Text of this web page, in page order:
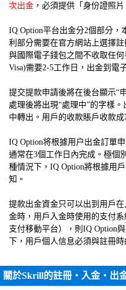
次出金 ，必須提供「身份證照片
IQ Option平台出金分2個部分，
利部分需要在官方網站上選擇
與國際電子錢包之間不收取任
Visa)需要2-5工作日，出金到電
提交提款申請後將在後台顯示“
處理後將出現“處理中”的字樣
中轉出。用戶的收款賬戶收款
IQ Option将根據用户出金訂單
通常在3個工作日內完成。極個
種情況下，IQ Option將根據用
知。
提款出金資金只可以出到用戶
金時，用戶入金時使用的支付
支付移動平台），則IQ Option
下，用戶個人信息必須與註冊時
關於Skrill的註冊・入金・出